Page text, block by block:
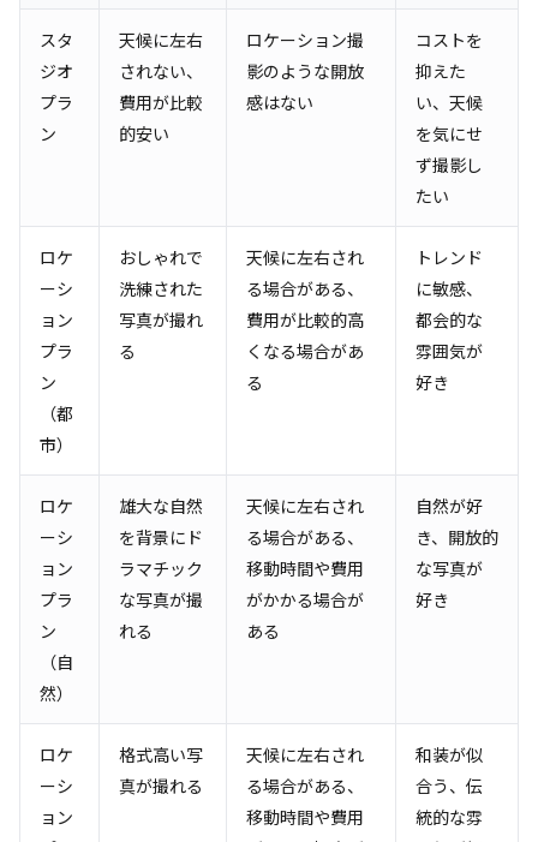
スタ
ジオ
プラ
ン
天候に左右
されない、
費用が比較
的安い
ロケーション撮
影のような開放
感はない
コストを
抑えた
い、天候
を気にせ
ず撮影し
たい
ロケ
ーシ
ョン
プラ
ン
（都
市）
おしゃれで
洗練された
写真が撮れ
る
天候に左右され
る場合がある、
費用が比較的高
くなる場合があ
る
トレンド
に敏感、
都会的な
雰囲気が
好き
ロケ
ーシ
ョン
プラ
ン
（自
然）
雄大な自然
を背景にド
ラマチック
な写真が撮
れる
天候に左右され
る場合がある、
移動時間や費用
がかかる場合が
ある
自然が好
き、開放的
な写真が
好き
ロケ
ーシ
ョン
格式高い写
真が撮れる
天候に左右され
る場合がある、
移動時間や費用
和装が似
合う、伝
統的な雰